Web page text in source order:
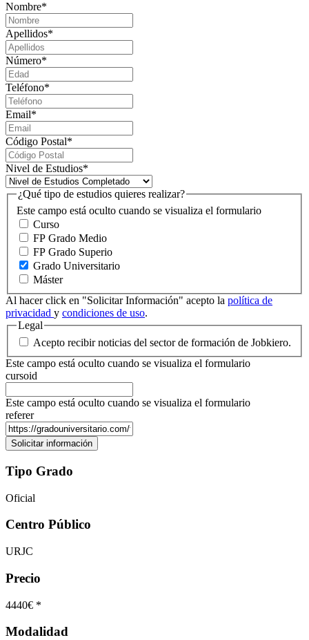
Nombre*
Apellidos*
Número*
Teléfono*
Email*
Código Postal*
Nivel de Estudios*
Este campo está oculto cuando se visualiza el formulario
¿Qué tipo de estudios quieres realizar?
Curso
FP Grado Medio
FP Grado Superio
Grado Universitario
Máster
Al hacer click en "Solicitar Información" acepto la política de
privacidad y condiciones de uso.
Legal
Acepto recibir noticias del sector de formación de Jobkiero.
Este campo está oculto cuando se visualiza el formulario
cursoid
Este campo está oculto cuando se visualiza el formulario
referer
Tipo Grado
Oficial
Centro Público
URJC
Precio
4440€ *
Modalidad